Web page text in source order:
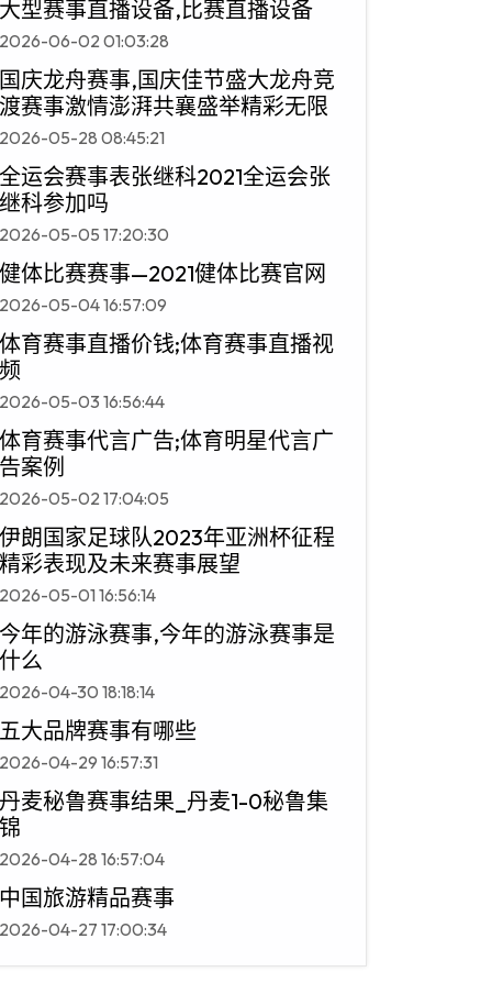
大型赛事直播设备,比赛直播设备
2026-06-02 01:03:28
国庆龙舟赛事,国庆佳节盛大龙舟竞
渡赛事激情澎湃共襄盛举精彩无限
2026-05-28 08:45:21
全运会赛事表张继科2021全运会张
继科参加吗
2026-05-05 17:20:30
健体比赛赛事—2021健体比赛官网
2026-05-04 16:57:09
体育赛事直播价钱;体育赛事直播视
频
2026-05-03 16:56:44
体育赛事代言广告;体育明星代言广
告案例
2026-05-02 17:04:05
伊朗国家足球队2023年亚洲杯征程
精彩表现及未来赛事展望
2026-05-01 16:56:14
今年的游泳赛事,今年的游泳赛事是
什么
2026-04-30 18:18:14
五大品牌赛事有哪些
2026-04-29 16:57:31
丹麦秘鲁赛事结果_丹麦1-0秘鲁集
锦
2026-04-28 16:57:04
中国旅游精品赛事
2026-04-27 17:00:34